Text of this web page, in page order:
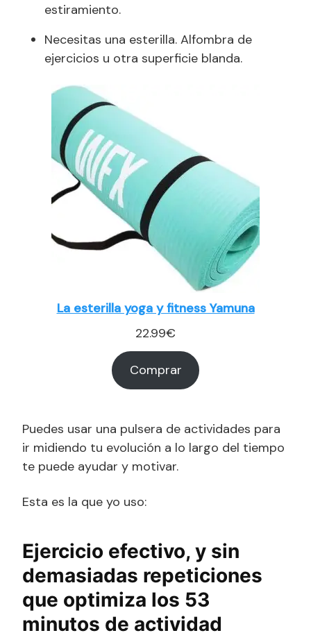
estiramiento.
Necesitas una esterilla. Alfombra de
ejercicios u otra superficie blanda.
La esterilla yoga y fitness Yamuna
22.99€
Comprar
Puedes usar una pulsera de actividades para
ir midiendo tu evolución a lo largo del tiempo
te puede ayudar y motivar.
Esta es la que yo uso:
Ejercicio efectivo, y sin
demasiadas repeticiones
que optimiza los 53
minutos de actividad